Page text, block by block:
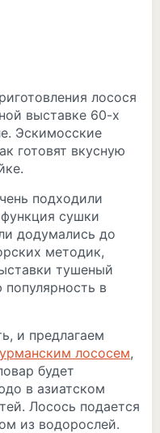
лосося
выставке 60-х
Эскимосские
готовят вкусную
подходили
сушки
додумались до
методик,
тушеный
в
и предлагаем
лососем,
будет
в азиатском
Лосось подается
из водорослей.